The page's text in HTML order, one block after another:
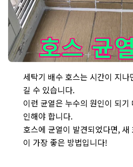
세탁기 배수 호스는 시간이 지나
길 수 있습니다.
이런 균열은 누수의 원인이 되
인해야 합니다.
호스에 균열이 발견되었다면, 새
이 가장 좋은 방법입니다!